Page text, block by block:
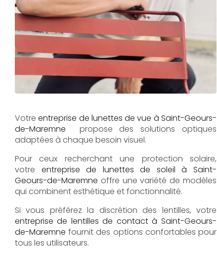
Votreentreprise de lunettes de vue à Saint-Geours-
de-Maremne propose des solutions optiques
adaptées à chaque besoin visuel.
Pour ceux recherchant une protection solaire,
votre entreprise de lunettes de soleil à Saint-
Geours-de-Maremne offre une variété de modèles
qui combinent esthétique et fonctionnalité.
Si vous préférez la discrétion des lentilles, votre
entreprise de lentilles de contact à Saint-Geours-
de-Maremne fournit des options confortables pour
tous les utilisateurs.